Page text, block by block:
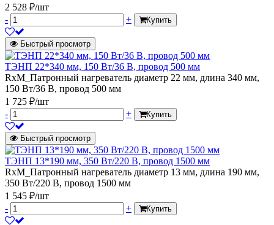
2 528 ₽/шт
-
+ Купить
Быстрый просмотр
ТЭНП 22*340 мм, 150 Вт/36 В, провод 500 мм
RxM_Патронный нагреватель диаметр 22 мм, длина 340 мм,
150 Вт/36 В, провод 500 мм
1 725 ₽/шт
-
+ Купить
Быстрый просмотр
ТЭНП 13*190 мм, 350 Вт/220 В, провод 1500 мм
RxM_Патронный нагреватель диаметр 13 мм, длина 190 мм,
350 Вт/220 В, провод 1500 мм
1 545 ₽/шт
-
+ Купить